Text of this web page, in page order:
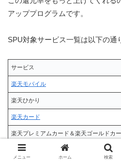
アッププログラムです。
SPU対象サービス一覧は以下の通
サービス
楽天モバイル
楽天ひかり
楽天カード
楽天プレミアムカード＆楽天ゴールドカ
楽天銀行＋楽天カード
メニュー ホーム 検索